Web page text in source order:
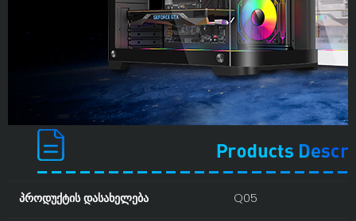
პროდუქტის დასახელება Q05